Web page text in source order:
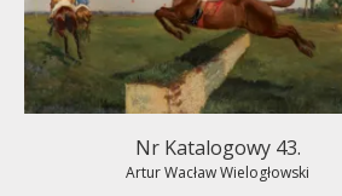
Nr Katalogowy 43.
Artur Wacław Wielogłowski